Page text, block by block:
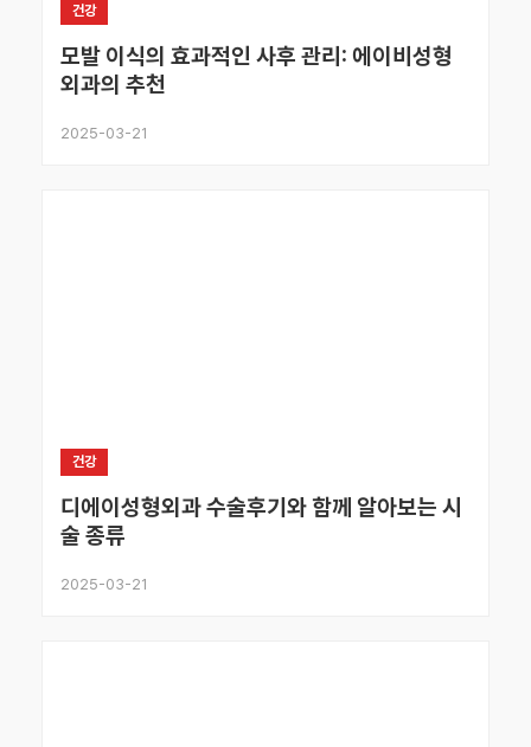
건강
모발 이식의 효과적인 사후 관리: 에이비성형
외과의 추천
2025-03-21
건강
디에이성형외과 수술후기와 함께 알아보는 시
술 종류
2025-03-21